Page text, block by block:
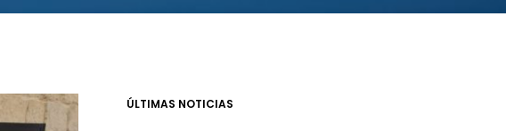
ÚLTIMAS NOTICIAS